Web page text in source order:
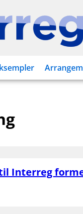
Interreg.no
Interreg